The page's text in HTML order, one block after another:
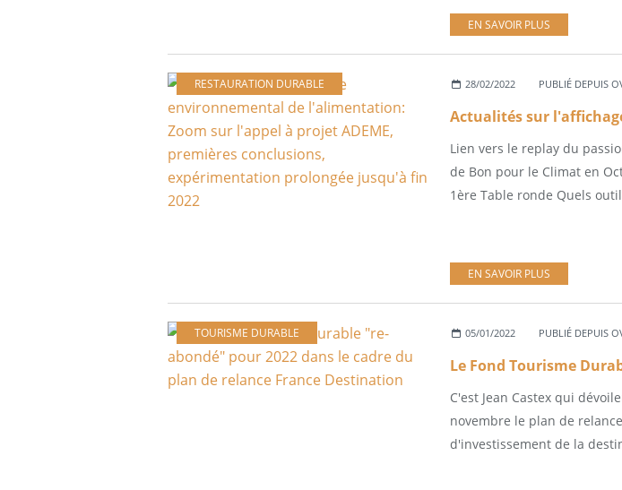
EN SAVOIR PLUS
RESTAURATION DURABLE 28/02/2022 PUBLIÉ DEPUIS
Lien vers le replay du
de Bon pour le Climat en
1ère Table ronde Quels
EN SAVOIR PLUS
TOURISME DURABLE 05/01/2022 PUBLIÉ DEPUIS
C'est Jean Castex qui
novembre le plan de
d'investissement de la